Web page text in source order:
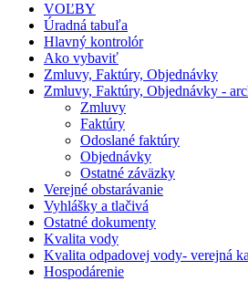
VOĽBY
Úradná tabuľa
Hlavný kontrolór
Ako vybaviť
Zmluvy, Faktúry, Objednávky
Zmluvy, Faktúry, Objednávky -
Zmluvy
Faktúry
Odoslané faktúry
Objednávky
Ostatné záväzky
Verejné obstarávanie
Vyhlášky a tlačivá
Ostatné dokumenty
Kvalita vody
Kvalita odpadovej vody- verejná
Hospodárenie